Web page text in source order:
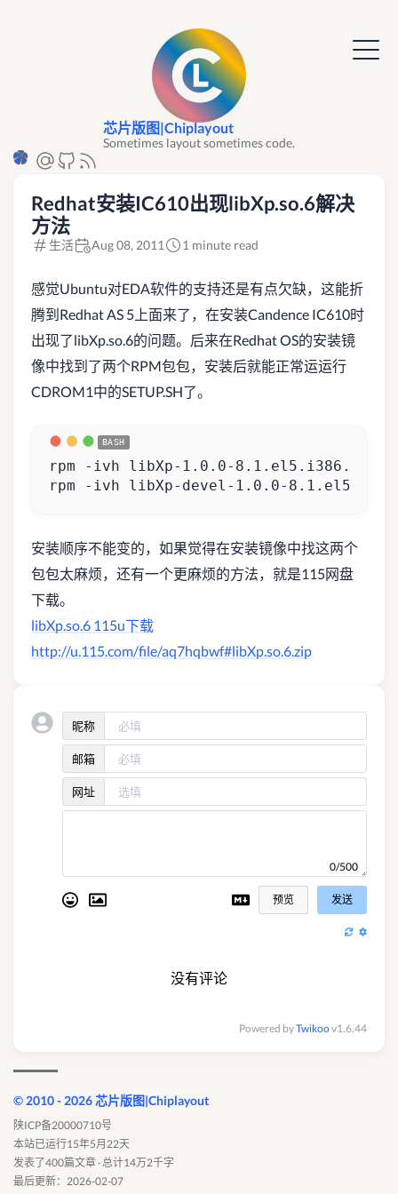
芯片版图|Chiplayout
Sometimes layout sometimes code.
Redhat安装IC610出现libXp.so.6解决
方法
生活 Aug 08, 2011 1 minute read
感觉Ubuntu对EDA软件的支持还是有点欠缺，这能折
腾到Redhat AS 5上面来了，在安装Candence IC610时
出现了libXp.so.6的问题。后来在Redhat OS的安装镜
像中找到了两个RPM包包，安装后就能正常运运行
CDROM1中的SETUP.SH了。
rpm -ivh libXp-devel-1.0.0-
安装顺序不能变的，如果觉得在安装镜像中找这两个
包包太麻烦，还有一个更麻烦的方法，就是115网盘
下载。
libXp.so.6 115u下载
http://u.115.com/file/aq7hqbwf#libXp.so.6.zip
昵称
邮箱
网址
0/500
预览 发送
没有评论
Powered byTwikoov1.6.44
© 2010 - 2026 芯片版图|Chiplayout
陕ICP备20000710号
本站已运行15年5月22天
发表了400篇文章 · 总计14万2千字
最后更新：2026-02-07